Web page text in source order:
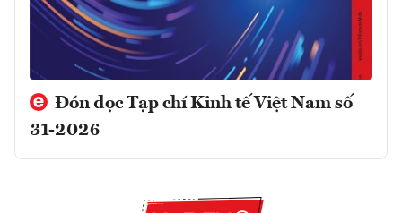
Đón đọc Tạp chí Kinh tế Việt Nam số
31-2026